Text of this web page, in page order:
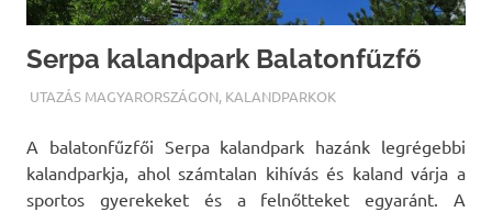
Serpa kalandpark Balatonfűzfő
TERMALFURDOK.COM
UTAZÁS MAGYARORSZÁGON, KALANDPARKOK
A balatonfűzfői Serpa kalandpark hazánk legrégebbi
kalandparkja, ahol számtalan kihívás és kaland várja a
sportos gyerekeket és a felnőtteket egyaránt. A